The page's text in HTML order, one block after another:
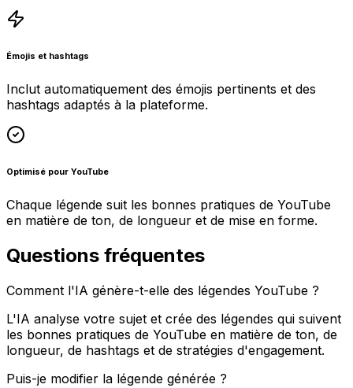
Émojis et hashtags
Inclut automatiquement des émojis pertinents et des
hashtags adaptés à la plateforme.
Optimisé pour YouTube
Chaque légende suit les bonnes pratiques de YouTube
en matière de ton, de longueur et de mise en forme.
Questions fréquentes
Comment l'IA génère-t-elle des légendes YouTube ?
L'IA analyse votre sujet et crée des légendes qui suivent
les bonnes pratiques de YouTube en matière de ton, de
longueur, de hashtags et de stratégies d'engagement.
Puis-je modifier la légende générée ?